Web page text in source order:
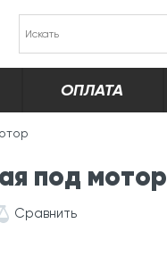
ОПЛАТА
под мотор
Сравнить